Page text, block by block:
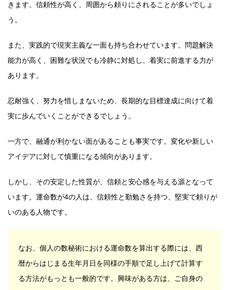
きます。信頼性が高く、周囲から頼りにされることが多いでしょ
う。
また、実践的で現実主義な一面も持ち合わせています。問題解決
能力が高く、困難な状況でも冷静に対処し、着実に前進する力が
あります。
忍耐強く、努力を惜しまないため、長期的な目標達成に向けて着
実に歩んでいくことができるでしょう。
一方で、融通が利かない面があることも事実です。変化や新しい
アイデアに対して慎重になる傾向があります。
しかし、その安定した性質が、信頼と安心感を与える源となって
います。運命数が4の人は、信頼性と勤勉さを持つ、堅実で頼りが
いのある人物です。
なお、個人の数秘術における運命数を算出する際には、西
暦からはじまる生年月日を同様の手順で足し上げて計算す
る方法がもっとも一般的です。興味がある方は、ご自身の